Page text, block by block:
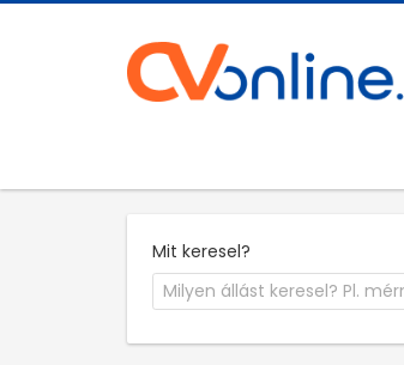
Mit keresel?